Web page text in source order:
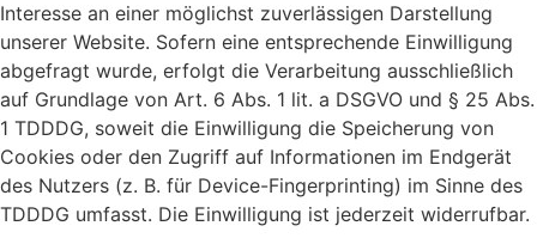
Interesse an einer möglichst zuverlässigen Darstellung
unserer Website. Sofern eine entsprechende Einwilligung
abgefragt wurde, erfolgt die Verarbeitung ausschließlich
auf Grundlage von Art. 6 Abs. 1 lit. a DSGVO und § 25 Abs.
1 TDDDG, soweit die Einwilligung die Speicherung von
Cookies oder den Zugriff auf Informationen im Endgerät
des Nutzers (z. B. für Device-Fingerprinting) im Sinne des
TDDDG umfasst. Die Einwilligung ist jederzeit widerrufbar.